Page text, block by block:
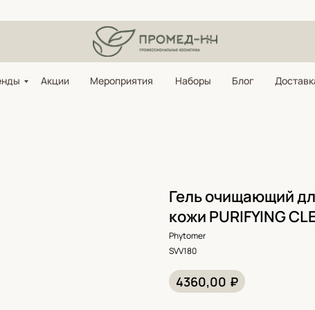
Акции Мероприятия Наборы Блог
Гель очищающий
кожи PURIFYING
Phytomer
SVV180
4360,00 ₽